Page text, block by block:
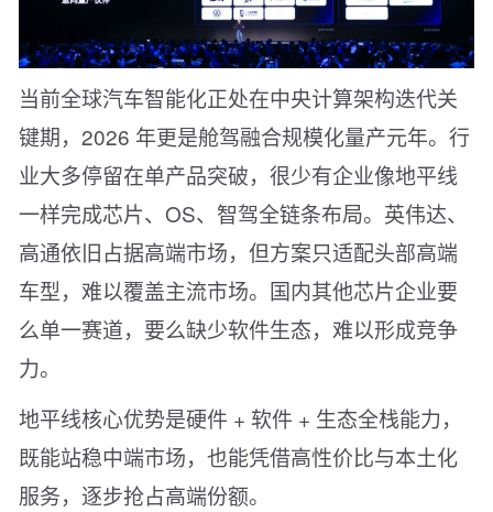
当前全球汽车智能化正处在中央计算架构迭代关
键期，2026 年更是舱驾融合规模化量产元年。行
业大多停留在单产品突破，很少有企业像地平线
一样完成芯片、OS、智驾全链条布局。英伟达、
高通依旧占据高端市场，但方案只适配头部高端
车型，难以覆盖主流市场。国内其他芯片企业要
么单一赛道，要么缺少软件生态，难以形成竞争
力。
地平线核心优势是硬件 + 软件 + 生态全栈能力，
既能站稳中端市场，也能凭借高性价比与本土化
服务，逐步抢占高端份额。